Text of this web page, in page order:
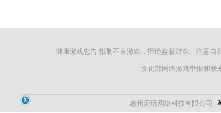
健康游戏忠告:抵制不良游戏，拒绝盗版游戏。注意
文化部网络游戏举报和联
惠州爱玩网络科技有限公司